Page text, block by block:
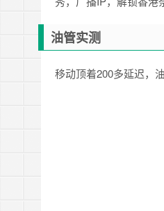
油管实测
移动顶着200多延迟